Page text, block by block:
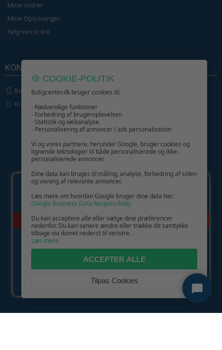
Mine ordrer
Mine Oplysninger
Følg min ordre
KONTAKT OS
Boligcenter.dk
Kundeservice
GIV GLÆDE MED ET GAVEKORT!
🍪 COOKIE-POLITIK
Boligcenter.dk bruger cookies til:
- Nødvendige funktioner
- Forbedring af brugeroplevelsen
- Statistik og webanalyse
- Personalisering af annoncer / ads personalization
Vi og vores partnere, herunder Google, bruger cookies og
lignende teknologier til både personaliserede og ikke-
personaliserede annoncer.
Dine data kan bruges til måling, analyse, forbedring af siden
og visning af relevante annoncer.
Læs mere om hvordan Google bruger dine data her:
Google Business Data Responsibility
Du kan acceptere alle eller vælge dine præferencer
nedenfor. Du kan senere ændre eller trække dit samtykke
tilbage via ikonet nederst til venstre.
Læs mere
ACCEPTER ALLE
Tilpas Cookies